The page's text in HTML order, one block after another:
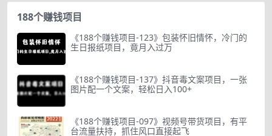
188个赚钱项目
《188个赚钱项目-123》包装怀旧情怀，冷门的
生日报纸项目，竟月入过万
《188个赚钱项目-137》抖音毒文案项目，一张
图片配一个文案，轻松日入100+
《188个赚钱项目-097》视频号带货项目，有平
台流量扶持，抓住风口直接起飞